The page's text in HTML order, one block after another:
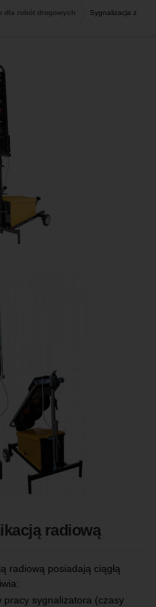
dla robót drogowych Sygnalizacja z
radiową
radiową posiadają ciągłą
pracy sygnalizatora (czasy